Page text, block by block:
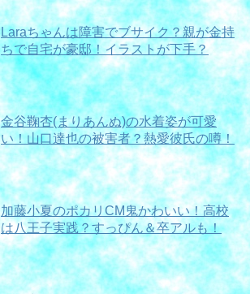
Laraちゃんは障害でブサイク？親が金持
ちで自宅が豪邸！イラストが下手？
金谷鞠杏(まりあんぬ)の水着姿が可愛
い！山口達也の被害者？熱愛彼氏の噂！
加藤小夏のポカリCM鬼かわいい！高校
は八王子実践？すっぴん＆卒アルも！